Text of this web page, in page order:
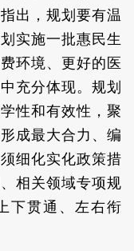
出，规划要有温
实施一批惠民生
环境、更好的医
充分体现。规划
性和有效性，聚
成最大合力、编
细化实化政策措
相关领域专项规
下贯通、左右衔